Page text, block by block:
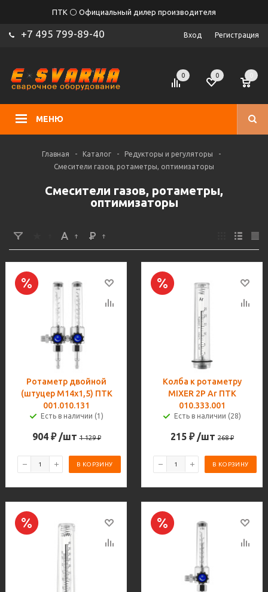
ПТК ⚪ Официальный дилер производителя
+7 495 799-89-40 Вход Регистрация
МЕНЮ
0 0
Главная - Каталог - Редукторы и регуляторы
-
Смесители газов, ротаметры, оптимизаторы
Смесители газов, ротаметры,
оптимизаторы
Ротаметр двойной
(штуцер М14х1,5) ПТК
001.010.131
Есть в наличии (1)
904₽ /шт 1 129₽
В КОРЗИНУ
Колба к ротаметру
MIXER 2Р Ar ПТК
010.333.001
Есть в наличии (28)
215 ₽ /шт 268₽
В КОРЗИНУ